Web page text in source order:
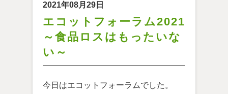
2021年08月29日
エコットフォーラム2021
～食品ロスはもったいな
い～
今日はエコットフォーラムでした。